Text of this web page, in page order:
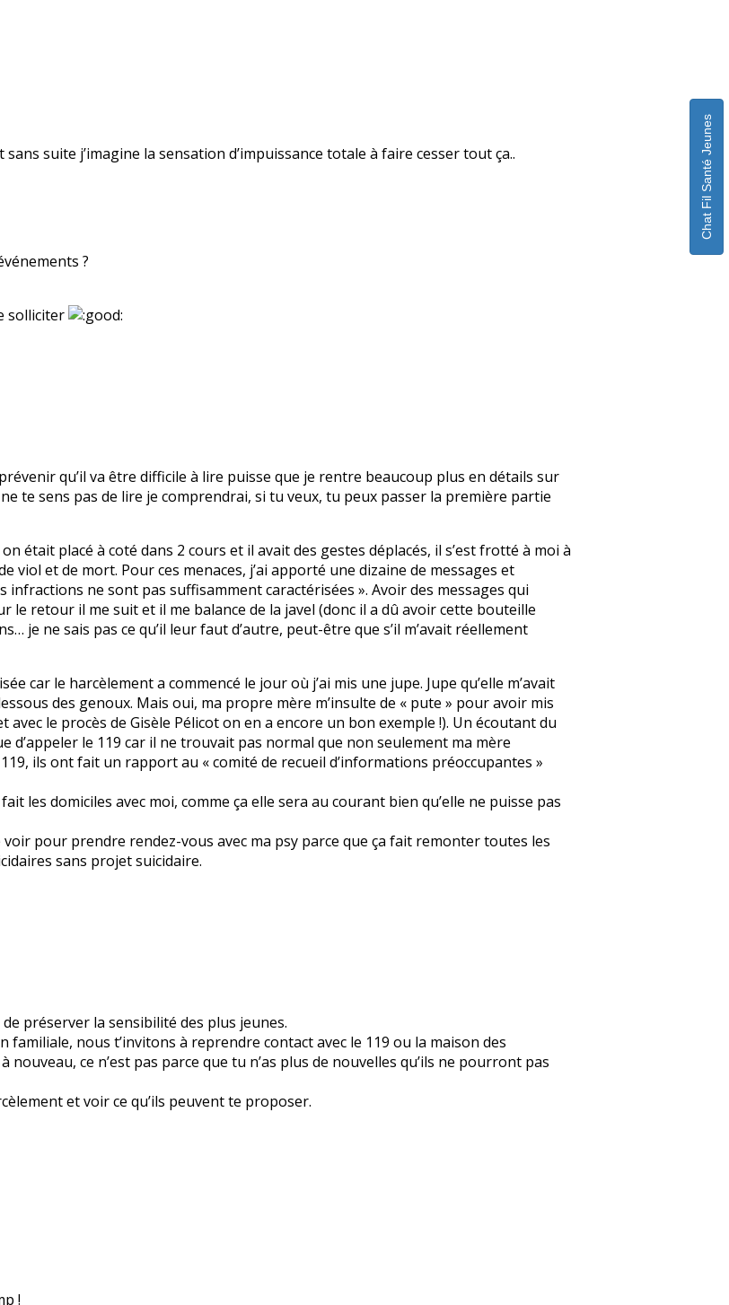
suite j’imagine la sensation d’impuissance totale à faire cesser tout ça..
?
solliciter
qu’il va être difficile à lire puisse que je rentre beaucoup plus en détails sur
te sens pas de lire je comprendrai, si tu veux, tu peux passer la première partie
était placé à coté dans 2 cours et il avait des gestes déplacés, il s’est frotté à moi à
et de mort. Pour ces menaces, j’ai apporté une dizaine de messages et
ne sont pas suffisamment caractérisées ». Avoir des messages qui
retour il me suit et il me balance de la javel (donc il a dû avoir cette bouteille
je ne sais pas ce qu’il leur faut d’autre, peut-être que s’il m’avait réellement
car le harcèlement a commencé le jour où j’ai mis une jupe. Jupe qu’elle m’avait
des genoux. Mais oui, ma propre mère m’insulte de « pute » pour avoir mis
le procès de Gisèle Pélicot on en a encore un bon exemple !). Un écoutant du
d’appeler le 119 car il ne trouvait pas normal que non seulement ma mère
119, ils ont fait un rapport au « comité de recueil d’informations préoccupantes »
les domiciles avec moi, comme ça elle sera au courant bien qu’elle ne puisse pas
pour prendre rendez-vous avec ma psy parce que ça fait remonter toutes les
sans projet suicidaire.
préserver la sensibilité des plus jeunes.
nous t’invitons à reprendre contact avec le 119 ou la maison des
ce n’est pas parce que tu n’as plus de nouvelles qu’ils ne pourront pas
et voir ce qu’ils peuvent te proposer.
!
Chat Fil Santé Jeunes